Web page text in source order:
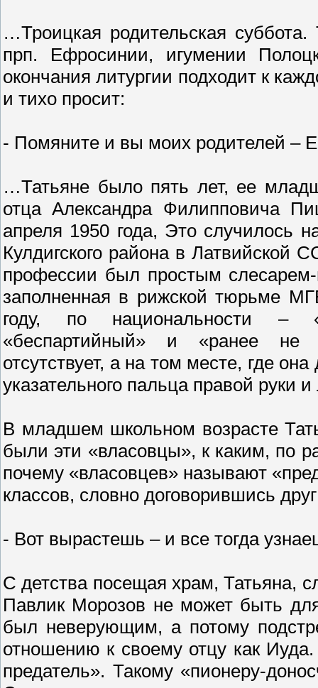
…Троицкая родительская
прп. Ефросинии, игумении
окончания литургии подходит к
и тихо просит:
- Помяните и вы моих родителей –
…Татьяне было пять лет, ее
отца Александра Филипповича
апреля 1950 года, Это случилось
Кулдигского района в Латвийской
профессии был простым слесарем-
заполненная в рижской тюрьме
году, по национальности –
«беспартийный» и «ранее не
отсутствует, а на том месте, где
указательного пальца правой
В младшем школьном возрасте
были эти «власовцы», к каким, по
почему «власовцев» называют
классов, словно договорившись
- Вот вырастешь – и все тогда
С детства посещая храм, Татьяна,
Павлик Морозов не может быть
был неверующим, а потому
отношению к своему отцу как
предатель». Такому «пионеру-